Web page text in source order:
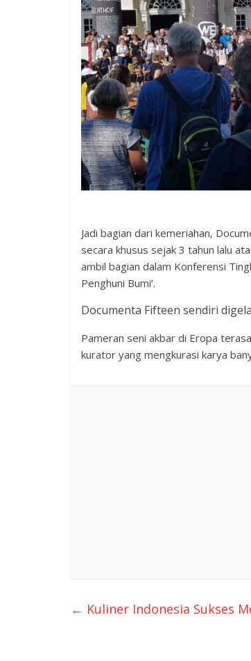
Jadi bagian dari kemeriahan‚
secara khusus sejak 3 tahun lalu
ambil bagian dalam Konferensi
Penghuni Bumi’.
Documenta Fifteen sendiri
Pameran seni akbar di Eropa
kurator yang mengkurasi karya
← Kuliner Indonesia Sukses